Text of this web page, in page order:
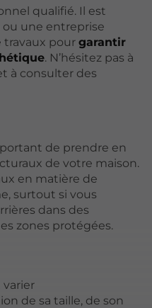
qualifié. Il est
ou une entreprise
travaux pour garantir
. N’hésitez pas à
à consulter des
de prendre en
de votre maison.
en matière de
surtout si vous
dans des
zones protégées.
de sa taille, de son